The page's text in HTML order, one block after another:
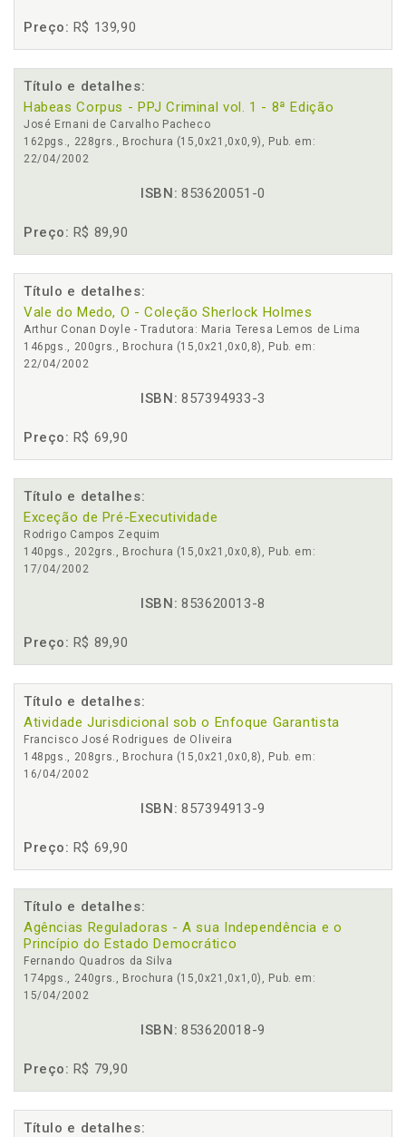
Preço: R$ 139,90
Título e detalhes:
Habeas Corpus - PPJ Criminal vol. 1 - 8ª Edição
José Ernani de Carvalho Pacheco
162pgs., 228grs., Brochura (15,0x21,0x0,9), Pub. em:
22/04/2002
ISBN: 853620051-0
Preço: R$ 89,90
Título e detalhes:
Vale do Medo, O - Coleção Sherlock Holmes
Arthur Conan Doyle - Tradutora: Maria Teresa Lemos de Lima
146pgs., 200grs., Brochura (15,0x21,0x0,8), Pub. em:
22/04/2002
ISBN: 857394933-3
Preço: R$ 69,90
Título e detalhes:
Exceção de Pré-Executividade
Rodrigo Campos Zequim
140pgs., 202grs., Brochura (15,0x21,0x0,8), Pub. em:
17/04/2002
ISBN: 853620013-8
Preço: R$ 89,90
Título e detalhes:
Atividade Jurisdicional sob o Enfoque Garantista
Francisco José Rodrigues de Oliveira
148pgs., 208grs., Brochura (15,0x21,0x0,8), Pub. em:
16/04/2002
ISBN: 857394913-9
Preço: R$ 69,90
Título e detalhes:
Agências Reguladoras - A sua Independência e o
Princípio do Estado Democrático
Fernando Quadros da Silva
174pgs., 240grs., Brochura (15,0x21,0x1,0), Pub. em:
15/04/2002
ISBN: 853620018-9
Preço: R$ 79,90
Título e detalhes: